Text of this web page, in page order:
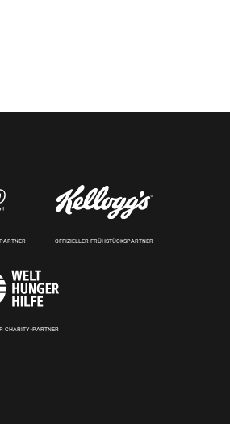
OFFIZIELLER FRÜHSTÜCKSPARTNER
CHARITY-PARTNER